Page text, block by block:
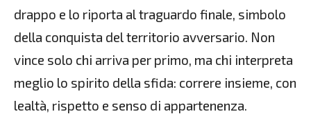
drappo e lo riporta al traguardo finale, simbolo
della conquista del territorio avversario. Non
vince solo chi arriva per primo, ma chi interpreta
meglio lo spirito della sfida: correre insieme, con
lealtà, rispetto e senso di appartenenza.